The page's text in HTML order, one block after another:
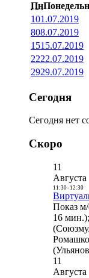
Пн
101.07.2019
808.07.2019
1515.07.2019
2222.07.2019
2929.07.2019
Сегодня
Сегодня нет
Скоро
11
Августа
11:30- 12:30
Показ
16
11
Августа